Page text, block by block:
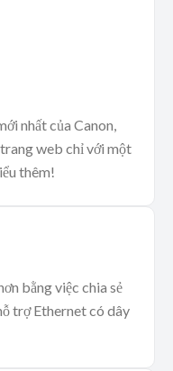
nhất của Canon,
web chỉ với một
thêm!
bằng việc chia sẻ
trợ Ethernet có dây